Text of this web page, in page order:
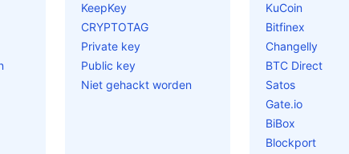
KeepKey
CRYPTOTAG
Private key
Public key
Niet gehackt worden
KuCoin
Bitfinex
Changelly
BTC Direct
Satos
Gate.io
BiBox
Blockport